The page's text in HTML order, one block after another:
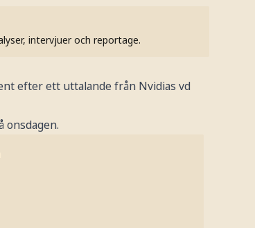
intervjuer och reportage.
efter ett uttalande från Nvidias vd
onsdagen.